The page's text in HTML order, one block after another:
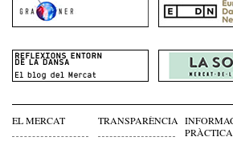
EL MERCAT TRANSPARÈNCIA
PRÀCTICA